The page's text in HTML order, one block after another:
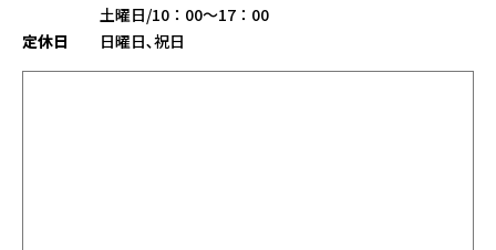
土曜日/10：00～17：00
定休日
日曜日､祝日